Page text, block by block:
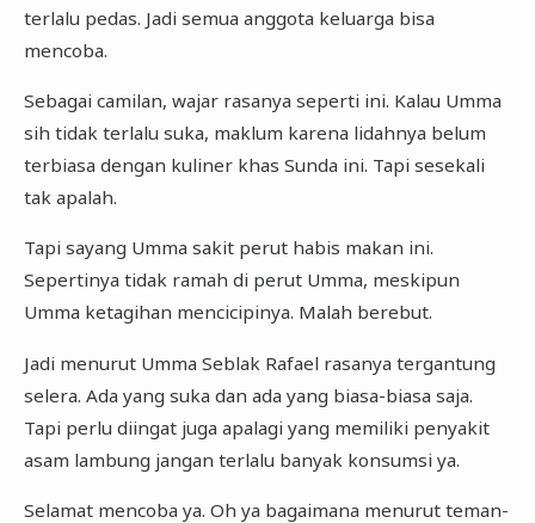
terlalu pedas. Jadi semua anggota keluarga bisa
mencoba.
Sebagai camilan, wajar rasanya seperti ini. Kalau Umma
sih tidak terlalu suka, maklum karena lidahnya belum
terbiasa dengan kuliner khas Sunda ini. Tapi sesekali
tak apalah.
Tapi sayang Umma sakit perut habis makan ini.
Sepertinya tidak ramah di perut Umma, meskipun
Umma ketagihan mencicipinya. Malah berebut.
Jadi menurut Umma Seblak Rafael rasanya tergantung
selera. Ada yang suka dan ada yang biasa-biasa saja.
Tapi perlu diingat juga apalagi yang memiliki penyakit
asam lambung jangan terlalu banyak konsumsi ya.
Selamat mencoba ya. Oh ya bagaimana menurut teman-